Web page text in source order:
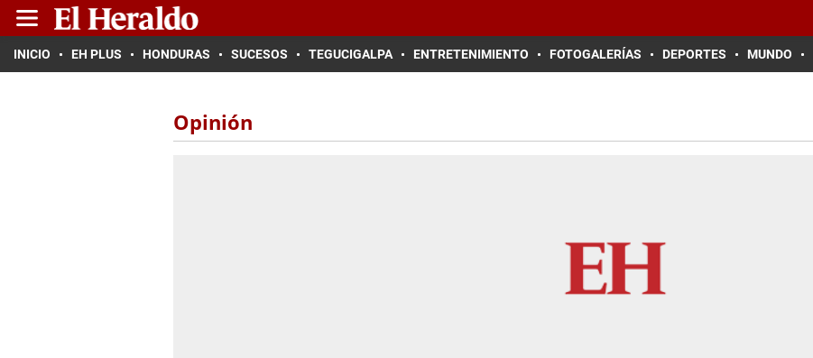
INICIO EH PLUS HONDURAS SUCESOS TEGUCIGALPA ENTRETENIMIENTO FOTOGALERÍAS DEPORTES MUNDO
Opinión